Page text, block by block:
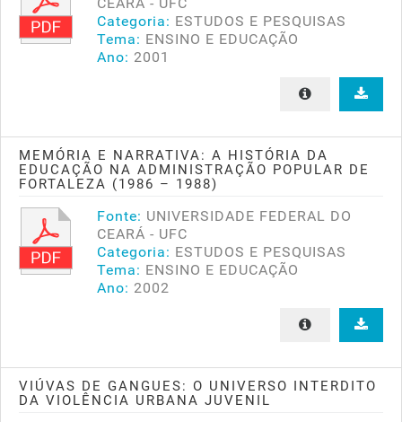
Categoria: ESTUDOS E PESQUISAS
Tema: ENSINO E EDUCAÇÃO
Ano: 2001
MEMÓRIA E NARRATIVA: A HISTÓRIA DA
EDUCAÇÃO NA ADMINISTRAÇÃO POPULAR DE
FORTALEZA (1986 – 1988)
Fonte: UNIVERSIDADE FEDERAL DO
CEARÁ - UFC
Categoria: ESTUDOS E PESQUISAS
Tema: ENSINO E EDUCAÇÃO
Ano: 2002
VIÚVAS DE GANGUES: O UNIVERSO INTERDITO
DA VIOLÊNCIA URBANA JUVENIL